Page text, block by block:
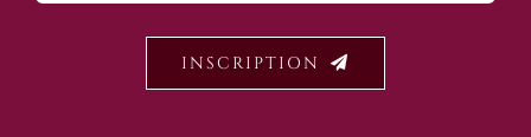
INSCRIPTION